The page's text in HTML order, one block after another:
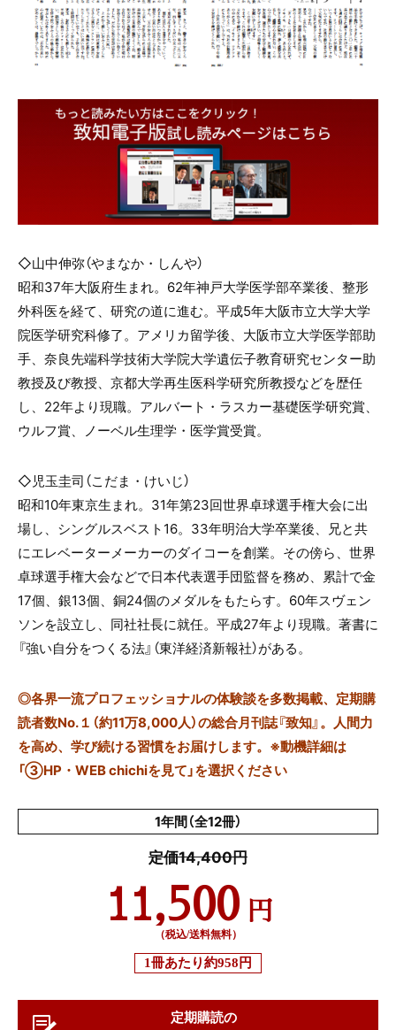
◇山中伸弥（やまなか・しんや）
昭和37年大阪府生まれ。62年神戸大学医学部卒業後、整形
外科医を経て、研究の道に進む。平成5年大阪市立大学大学
院医学研究科修了。アメリカ留学後、大阪市立大学医学部助
手、奈良先端科学技術大学院大学遺伝子教育研究センター助
教授及び教授、京都大学再生医科学研究所教授などを歴任
し、22年より現職。アルバート・ラスカー基礎医学研究賞、
ウルフ賞、ノーベル生理学・医学賞受賞。
◇児玉圭司 （こだま・けいじ）
昭和10年東京生まれ。31年第23回世界卓球選手権大会に出
場し、シングルスベスト16。33年明治大学卒業後、兄と共
にエレベーターメーカーのダイコーを創業。その傍ら、世界
卓球選手権大会などで日本代表選手団監督を務め、累計で金
17個、銀13個、銅24個のメダルをもたらす。60年スヴェン
ソンを設立し、同社社長に就任。平成27年より現職。著書に
『強い自分をつくる法』（東洋経済新報社）がある。
◎各界一流プロフェッショナルの体験談を多数掲載、定期購
読者数No.１（約11万8,000人）の総合月刊誌『致知』。人間力
を高め、学び続ける習慣をお届けします。※動機詳細は
「③HP・WEB chichiを見て」を選択ください
1年間（全12冊）
定価14,400円
11,500 円
（税込/送料無料）
1冊あたり約958円
定期購読の